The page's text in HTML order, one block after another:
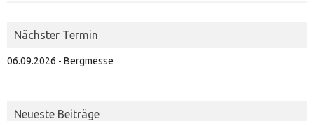
Nächster Termin
06.09.2026 - Bergmesse
Neueste Beiträge